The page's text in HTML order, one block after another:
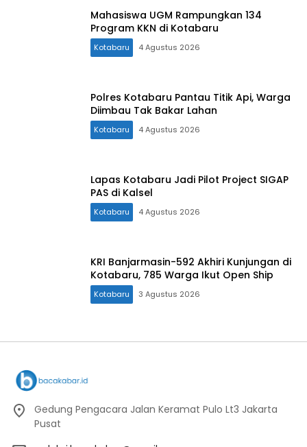
Mahasiswa UGM Rampungkan 134
Program KKN di Kotabaru
Kotabaru 4 Agustus 2026
Polres Kotabaru Pantau Titik Api, Warga
Diimbau Tak Bakar Lahan
Kotabaru 4 Agustus 2026
Lapas Kotabaru Jadi Pilot Project SIGAP
PAS di Kalsel
Kotabaru 4 Agustus 2026
KRI Banjarmasin-592 Akhiri Kunjungan di
Kotabaru, 785 Warga Ikut Open Ship
Kotabaru 3 Agustus 2026
Gedung Pengacara Jalan Keramat Pulo Lt3 Jakarta
Pusat